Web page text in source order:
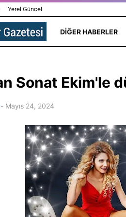
Yerel Güncel
DIĞER HABERLER
Sonat Ekim'le
- Mayıs 24, 2024
Üzerinde Güneş